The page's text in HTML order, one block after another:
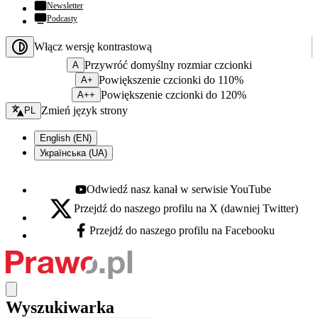
Newsletter
Podcasty
Włącz wersję kontrastową
A Przywróć domyślny rozmiar czcionki
A+ Powiększenie czcionki do 110%
A++ Powiększenie czcionki do 120%
Zmień język - bieżący:
PL Zmień język strony
English (EN)
Українська (UA)
Youtube - otwiera się w nowej karcie
Odwiedź nasz kanał w serwisie YouTube
X - otwiera się w nowej karcie
Przejdź do naszego profilu na X (dawniej Twitter)
Facebook - otwiera się w nowej karcie
Przejdź do naszego profilu na Facebooku
Wyszukiwarka